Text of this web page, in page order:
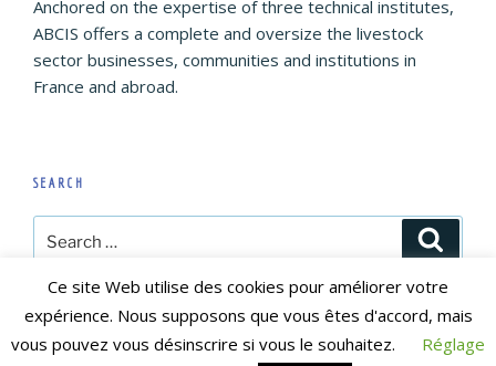
Anchored on the expertise of three technical institutes,
ABCIS offers a complete and oversize the livestock
sector businesses, communities and institutions in
France and abroad.
SEARCH
for:
Ce site Web utilise des cookies pour améliorer votre
expérience. Nous supposons que vous êtes d'accord, mais
vous pouvez vous désinscrire si vous le souhaitez.
Réglage